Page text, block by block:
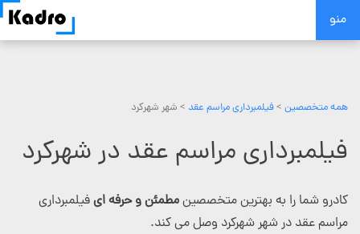
Skip
منو
همه متخصصین >فیلمبرداری مراسم عقد > شهر شهرکرد
فیلمبرداری مراسم عقد در شهرکرد
کادرو شما را به بهترین متخصصینمطمئن و حرفه ایفیلمبرداری
مراسم عقد در شهر شهرکرد وصل می کند.